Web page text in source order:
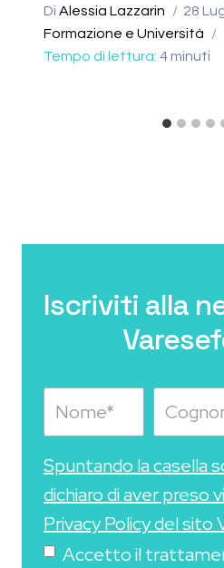
Di Alessia Lazzarin
28
Formazione e Università
Tempo di lettura: 4minuti
Iscriviti alla
Spuntando la casella
dichiaro di aver preso
Privacy Policy del
Accetto il